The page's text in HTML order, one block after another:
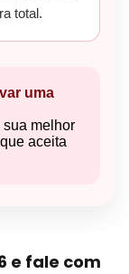
total.
uma
sua melhor
aceita
e fale com